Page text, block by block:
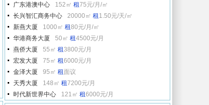
广东港澳中心
152㎡ 租75元/月/㎡
长兴智汇商务中心
20000㎡ 租 1.50元/天/㎡
新燕大厦
1000㎡ 租80元/月/㎡
华港商务大厦
50㎡ 租4500元/月
燕侨大厦
55㎡ 租3800元/月
宏发大厦
75㎡ 租6000元/月
金泽大厦
95㎡ 租面议
天秀大厦
148㎡ 租7200元/月
时代新世界中心
121㎡ 租6000元/月